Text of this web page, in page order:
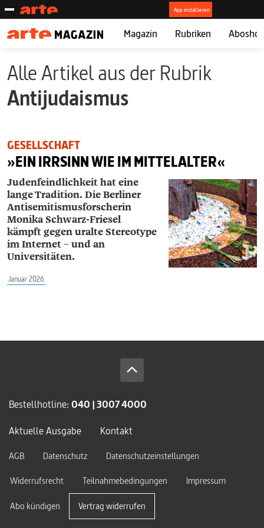
Magazin Rubriken
Alle Artikel aus der Rubrik
Antijudaismus
GESELLSCHAFT
»EIN IRRSINN WIE IM MITTELALTER«
Judenfeindlichkeit hat eine
lange Tradition. Die Berliner
Antisemitismusforscherin
Monika Schwarz-Friesel
kämpft gegen uralte Stereotype
im Internet – und an
Universitäten.
Januar 2026
Bestellhotline: 040 | 3007 4000
Aktuelle Ausgabe
Kontakt
AGB Datenschutz
Datenschutzeinstellungen
Widerrufsrecht
Teilnahmebedingungen Impressum
Abo kündigen Vertrag widerrufen